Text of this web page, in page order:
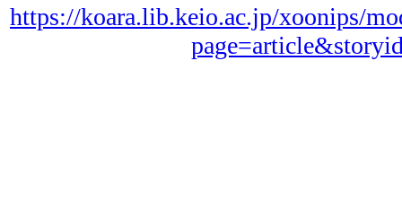
https://koara.lib.keio.ac.jp/xoonips/